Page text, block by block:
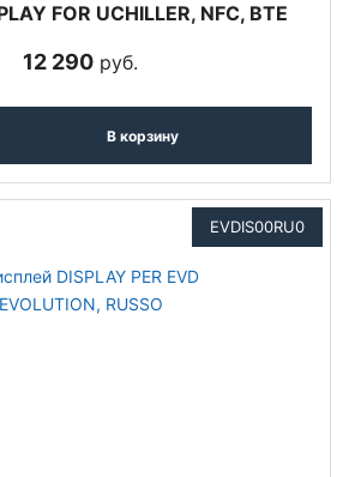
FOR UCHILLER, NFC, BTE
12 290 руб.
В корзину
EVDIS00RU0